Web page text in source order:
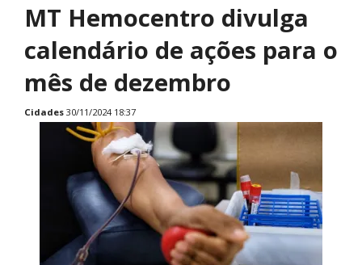
MT Hemocentro divulga
calendário de ações para o
mês de dezembro
Cidades 30/11/2024 18:37